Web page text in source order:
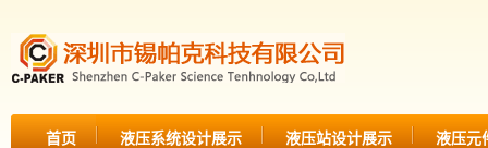
首页 液压系统设计展示 液压站设计展示 液压元